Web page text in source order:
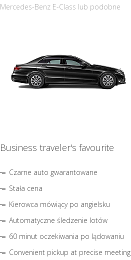
Mercedes-Benz E-Class lub podobne
Business traveler's favourite
Czarne auto gwarantowane
Stała cena
Kierowca mówiący po angielsku
Automatyczne śledzenie lotów
60 minut oczekiwania po lądowaniu
Convenient pickup at precise meeting